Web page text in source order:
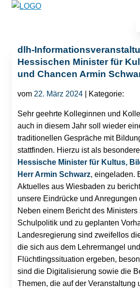
dlh-
Hessischen Minister für
und Chancen Armin
vom 22. März 2024 | Kategorie:
Sehr geehrte Kolleginnen und
auch in diesem Jahr soll wieder
traditionellen Gespräche mit
stattfinden. Hierzu ist als
Hessische Minister für Kultus,
Herr Armin Schwarz, eingeladen.
Aktuelles aus Wiesbaden zu
unsere Eindrücke und Anregungen
Neben einem Bericht des Ministers
Schulpolitik und zu geplanten
Landesregierung sind zweifellos
die sich aus dem Lehrermangel
Flüchtlingssituation ergeben,
sind die Digitalisierung sowie die
Themen, die auf der Veranstaltung